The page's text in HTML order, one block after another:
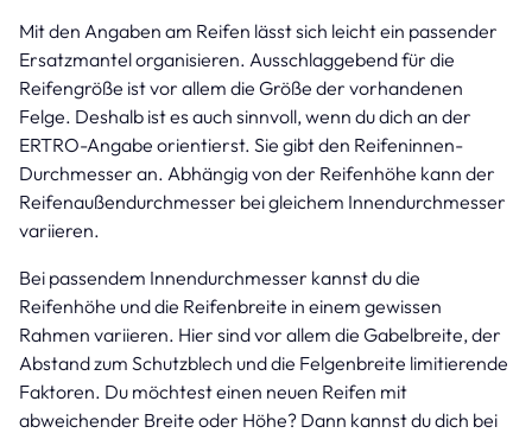
Mit den Angaben am Reifen lässt sich leicht ein passender
Ersatzmantel organisieren. Ausschlaggebend für die
Reifengröße ist vor allem die Größe der vorhandenen
Felge. Deshalb ist es auch sinnvoll, wenn du dich an der
ERTRO-Angabe orientierst. Sie gibt den Reifeninnen-
Durchmesser an. Abhängig von der Reifenhöhe kann der
Reifenaußendurchmesser bei gleichem Innendurchmesser
variieren.
Bei passendem Innendurchmesser kannst du die
Reifenhöhe und die Reifenbreite in einem gewissen
Rahmen variieren. Hier sind vor allem die Gabelbreite, der
Abstand zum Schutzblech und die Felgenbreite limitierende
Faktoren. Du möchtest einen neuen Reifen mit
abweichender Breite oder Höhe? Dann kannst du dich bei